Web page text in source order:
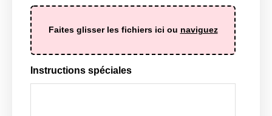
Faites glisser les fichiers ici ou naviguez
Instructions spéciales